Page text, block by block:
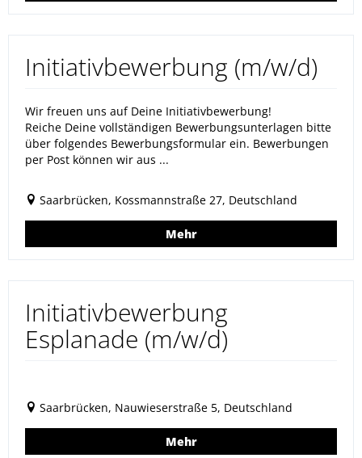
Initiativbewerbung (m/w/d)
Wir freuen uns auf Deine Initiativbewerbung!
Reiche Deine vollständigen Bewerbungsunterlagen bitte
über folgendes Bewerbungsformular ein. Bewerbungen
per Post können wir aus ...
Saarbrücken, Kossmannstraße 27, Deutschland
Mehr
Initiativbewerbung
Esplanade (m/w/d)
Saarbrücken, Nauwieserstraße 5, Deutschland
Mehr